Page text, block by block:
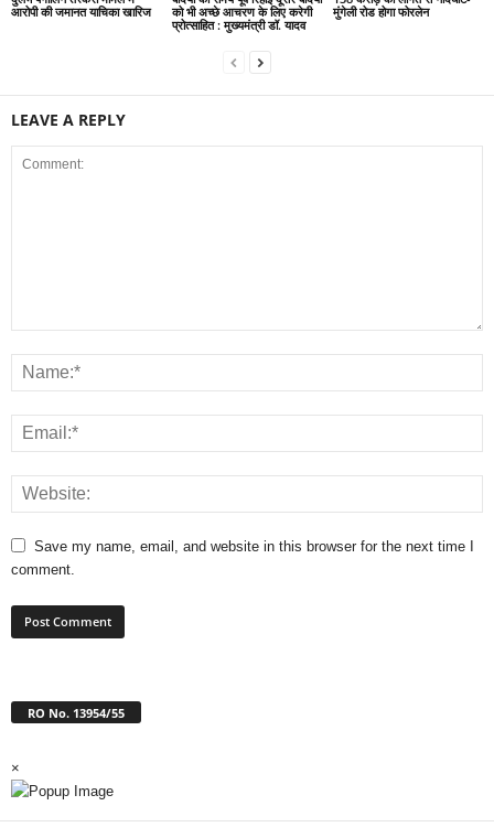
आरोपी की जमानत याचिका खारिज
को भी अच्छे आचरण के लिए करेगी
प्रोत्साहित : मुख्यमंत्री डॉ. यादव
मुंगेली रोड होगा फोरलेन
LEAVE A REPLY
Save my name, email, and website in this browser for the next time I
comment.
RO No. 13954/55
×